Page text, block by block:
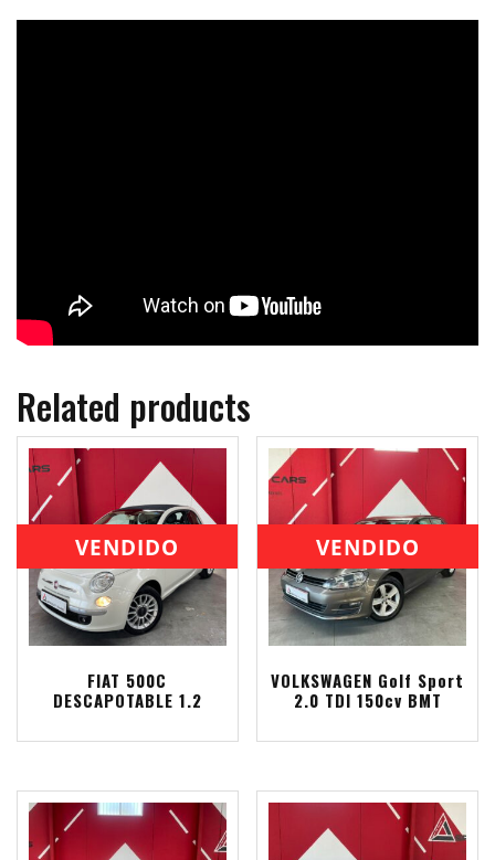
Related products
VENDIDO
FIAT 500C
DESCAPOTABLE 1.2
VENDIDO
VOLKSWAGEN Golf Sport
2.0 TDI 150cv BMT